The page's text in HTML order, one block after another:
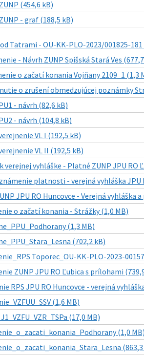
(454,6 kB)
- graf (188,5 kB)
Tatrami - OU-KK-PLO-2023/001825-181
- Návrh ZUNP Spišská Stará Ves
o začatí konania Vojňany 2109_1 (1,3
o zrušení obmedzujúcej poznámky
- návrh (82,6 kB)
- návrh (104,8 kB)
VL I (192,5 kB)
VL II (192,5 kB)
verejnej vyhláške - Platné ZUNP JPU RO
platnosti - verejná vyhláška JPU
JPU RO Huncovce - Verejná vyhláška
o začatí konania - Strážky (1,0 MB)
(1,3 MB)
(702,2 kB)
Toporec_OU-KK-PLO-2023-
ZUNP JPU RO Ľubica s prílohami
RPS JPU RO Huncovce - verejná
(1,6 MB)
(17,0 MB)
(1,0